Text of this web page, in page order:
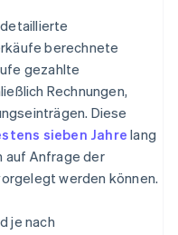
berechnete
gezahlte
Rechnungen,
Diese
sieben Jahre lang
auf Anfrage der
werden können.
je nach